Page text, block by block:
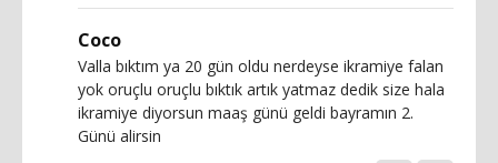
Coco
Valla bıktım ya 20 gün oldu nerdeyse ikramiye falan
yok oruçlu oruçlu bıktık artık yatmaz dedik size hala
ikramiye diyorsun maaş günü geldi bayramın 2.
Günü alirsin